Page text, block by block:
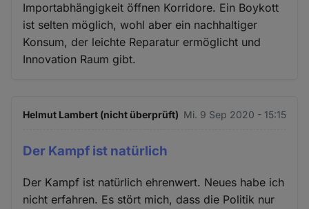
Importabhängigkeit öffnen Korridore. Ein Boykott
ist selten möglich, wohl aber ein nachhaltiger
Konsum, der leichte Reparatur ermöglicht und
Innovation Raum gibt.
Helmut Lambert (nicht überprüft) Mi. 9 Sep 2020 - 15:15
Der Kampf ist natürlich
Der Kampf ist natürlich ehrenwert. Neues habe ich
nicht erfahren. Es stört mich, dass die Politik nur